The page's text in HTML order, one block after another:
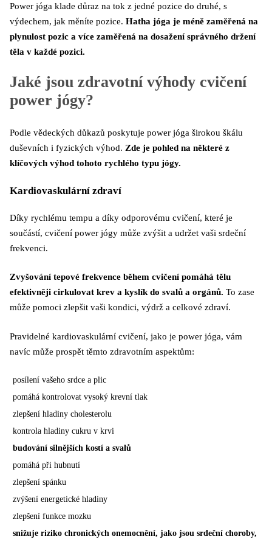
Power jóga klade důraz na tok z jedné pozice do druhé, s
výdechem, jak měníte pozice. Hatha jóga je méně zaměřená na
plynulost pozic a více zaměřená na dosažení správného držení
těla v každé pozici.
Jaké jsou zdravotní výhody cvičení
power jógy?
Podle vědeckých důkazů poskytuje power jóga širokou škálu
duševních i fyzických výhod. Zde je pohled na některé z
klíčových výhod tohoto rychlého typu jógy.
Kardiovaskulární zdraví
Díky rychlému tempu a díky odporovému cvičení, které je
součástí, cvičení power jógy může zvýšit a udržet vaši srdeční
frekvenci.
Zvyšování tepové frekvence během cvičení pomáhá tělu
efektivněji cirkulovat krev a kyslík do svalů a orgánů. To zase
může pomoci zlepšit vaši kondici, výdrž a celkové zdraví.
Pravidelné kardiovaskulární cvičení, jako je power jóga, vám
navíc může prospět těmto zdravotním aspektům:
posílení vašeho srdce a plic
pomáhá kontrolovat vysoký krevní tlak
zlepšení hladiny cholesterolu
kontrola hladiny cukru v krvi
budování silnějších kostí a svalů
pomáhá při hubnutí
zlepšení spánku
zvýšení energetické hladiny
zlepšení funkce mozku
snižuje riziko chronických onemocnění, jako jsou srdeční choroby,